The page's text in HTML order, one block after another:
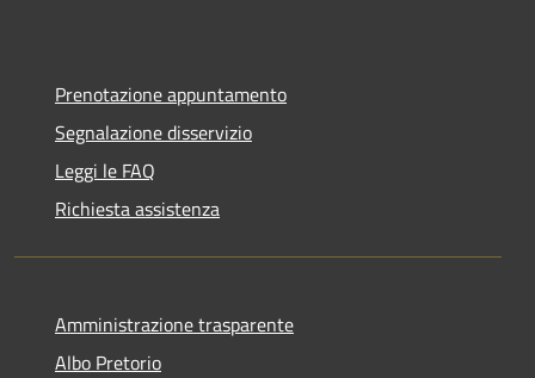
Prenotazione appuntamento
Segnalazione disservizio
Leggi le FAQ
Richiesta assistenza
Amministrazione trasparente
Albo Pretorio